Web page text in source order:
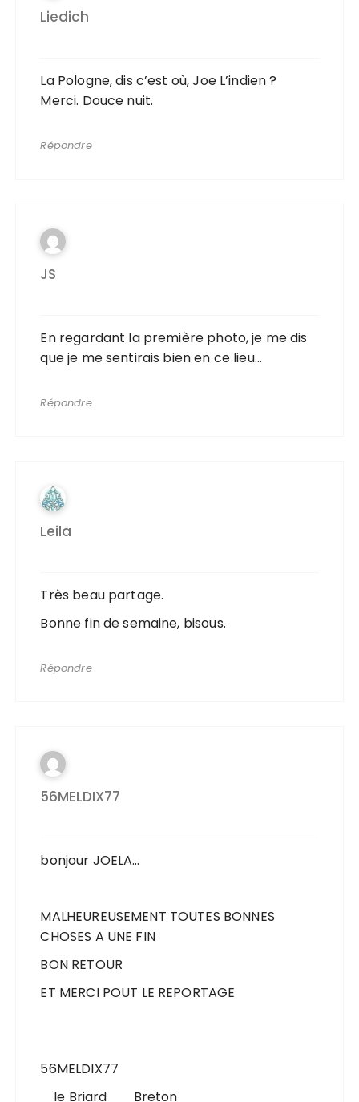
Liedich
La Pologne, dis c’est où, Joe L’indien ?
Merci. Douce nuit.
Répondre
JS
En regardant la première photo, je me dis
que je me sentirais bien en ce lieu…
Répondre
Leila
Très beau partage.
Bonne fin de semaine, bisous.
Répondre
56MELDIX77
bonjour JOELA…
MALHEUREUSEMENT TOUTES BONNES
CHOSES A UNE FIN
BON RETOUR
ET MERCI POUT LE REPORTAGE
56MELDIX77
le Briard Breton